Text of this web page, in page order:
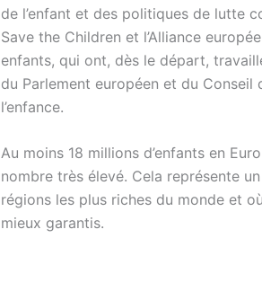
de l’enfant et des politiques de lutte
Save the Children et l’Alliance
enfants, qui ont, dès le départ,
du Parlement européen et du Conseil
l’enfance.
Au moins 18 millions d’enfants en
nombre très élevé. Cela représente
régions les plus riches du monde et
mieux garantis.